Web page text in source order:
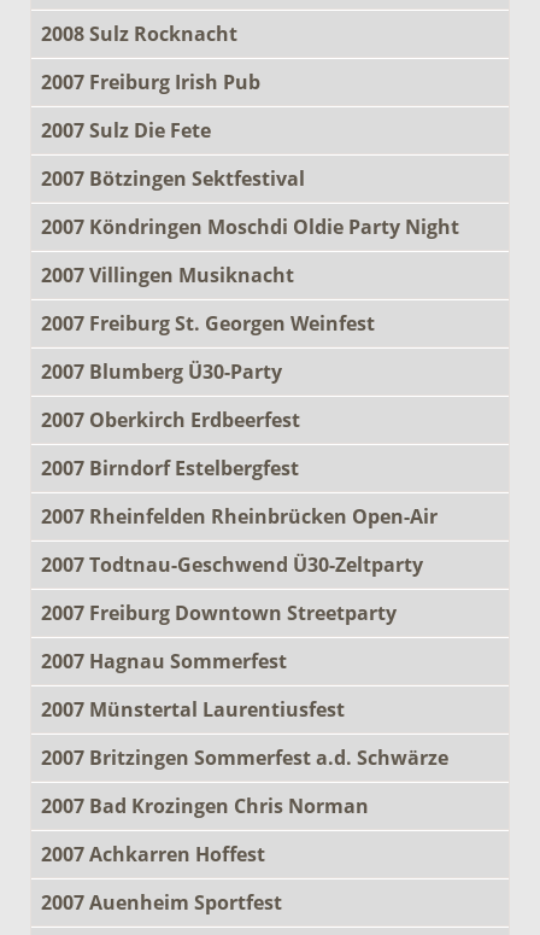
2008 Sulz Rocknacht
2007 Freiburg Irish Pub
2007 Sulz Die Fete
2007 Bötzingen Sektfestival
2007 Köndringen Moschdi Oldie Party Night
2007 Villingen Musiknacht
2007 Freiburg St. Georgen Weinfest
2007 Blumberg Ü30-Party
2007 Oberkirch Erdbeerfest
2007 Birndorf Estelbergfest
2007 Rheinfelden Rheinbrücken Open-Air
2007 Todtnau-Geschwend Ü30-Zeltparty
2007 Freiburg Downtown Streetparty
2007 Hagnau Sommerfest
2007 Münstertal Laurentiusfest
2007 Britzingen Sommerfest a.d. Schwärze
2007 Bad Krozingen Chris Norman
2007 Achkarren Hoffest
2007 Auenheim Sportfest